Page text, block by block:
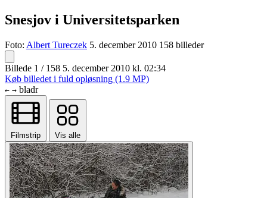
Snesjov i Universitetsparken
Foto: Albert Tureczek 5. december 2010 158 billeder
Billede 1 / 158 5. december 2010 kl. 02:34
Køb billedet i fuld opløsning (1.9 MP)
← → bladr
Filmstrip Vis alle